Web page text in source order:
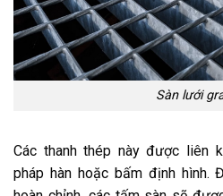
Sàn lưới
Các thanh thép này được liên
pháp hàn hoặc bấm định hình.